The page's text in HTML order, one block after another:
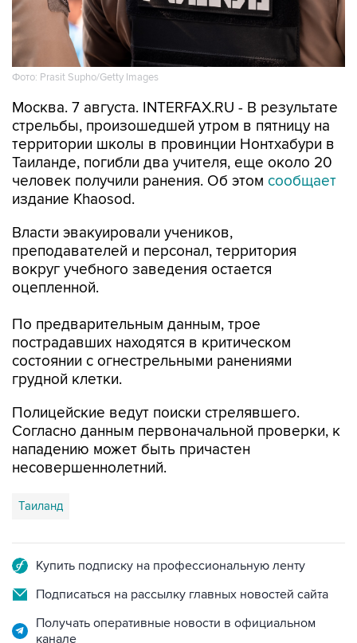
Фото: Prasit Supho/Getty Images
Москва. 7 августа. INTERFAX.RU - В результате
стрельбы, произошедшей утром в пятницу на
территории школы в провинции Нонтхабури в
Таиланде, погибли два учителя, еще около 20
человек получили ранения. Об этом сообщает
издание Khaosod.
Власти эвакуировали учеников,
преподавателей и персонал, территория
вокруг учебного заведения остается
оцепленной.
По предварительным данным, трое
пострадавших находятся в критическом
состоянии с огнестрельными ранениями
грудной клетки.
Полицейские ведут поиски стрелявшего.
Согласно данным первоначальной проверки, к
нападению может быть причастен
несовершеннолетний.
Таиланд
Купить подписку на профессиональную ленту
Подписаться на рассылку главных новостей сайта
Получать оперативные новости в официальном
канале